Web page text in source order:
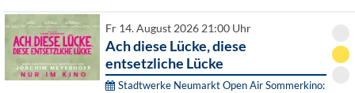
Fr 14. August 2026 21:00 Uhr
Ach diese Lücke, diese
entsetzliche Lücke
Stadtwerke Neumarkt Open Air Sommerkino: